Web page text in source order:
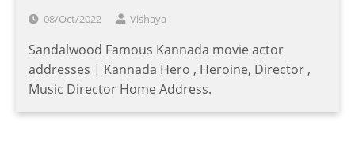
08/Oct/2022 Vishaya
Sandalwood Famous Kannada movie actor
addresses | Kannada Hero , Heroine, Director ,
Music Director Home Address.